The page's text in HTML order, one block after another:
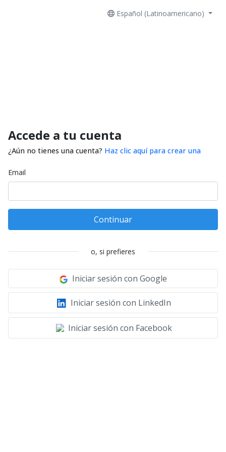
Español (Latinoamericano)
Accede a tu cuenta
¿Aún no tienes una cuenta? Haz clic aquí para crear una
Email
Continuar
o, si prefieres
Iniciar sesión con Google
Iniciar sesión con LinkedIn
Iniciar sesión con Facebook